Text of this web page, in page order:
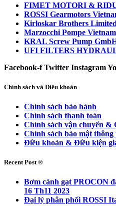
FIMET MOTORI &
ROSSI Gearmotors
Kirloskar Brothers
Marzocchi Pompe Vietnam
KRAL Screw Pump
UFI FILTERS
Facebook-f Twitter Instagram
Chính sách và Điều khoản
Chính sách bảo hành
Chính sách thanh toán
Chính sách vận chuyển &
Chính sách bảo mật
Điều khoản & Điều kiện
Recent Post ®
Bơm cánh gạt PROCON
16 Th11 2023
Đại lý phân phối ROSSI